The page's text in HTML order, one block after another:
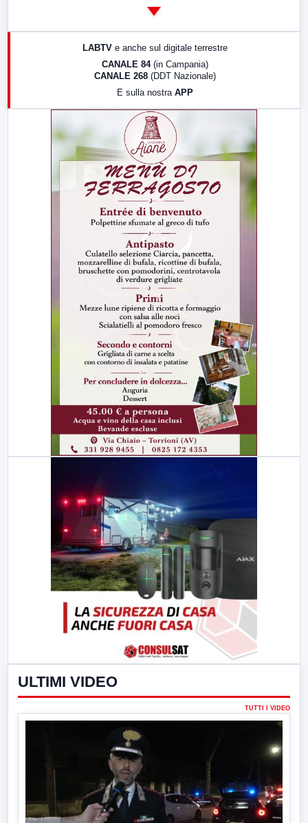
LABTV e anche sul digitale terrestre
CANALE 84 (in Campania)
CANALE 268 (DDT Nazionale)
E sulla nostra APP
ULTIMI VIDEO
TUTTI I VIDEO